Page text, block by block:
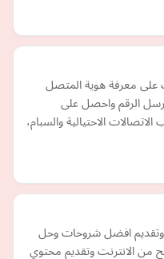
على معرفة هوية المتصل
أرسل الرقم واحصل على
الاحتيالية والسبام،
وتقديم افضل شروحات وحل
من الانترنت وتقديم محتوي